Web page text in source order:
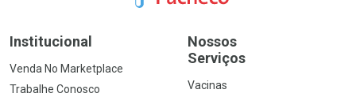
Institucional
Venda No Marketplace
Trabalhe Conosco
Nossos
Serviços
Vacinas